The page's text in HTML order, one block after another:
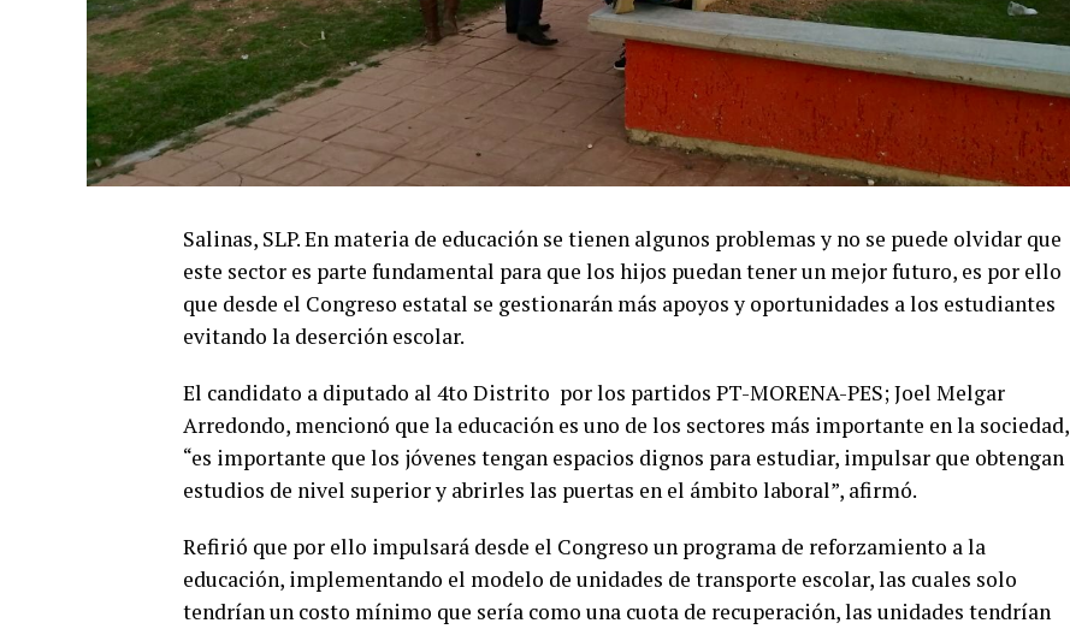
Salinas, SLP. En materia de educación se tienen algunos problemas y no se puede olvidar que
este sector es parte fundamental para que los hijos puedan tener un mejor futuro, es por ello
que desde el Congreso estatal se gestionarán más apoyos y oportunidades a los estudiantes
evitando la deserción escolar.
El candidato a diputado al 4to Distrito por los partidos PT-MORENA-PES; Joel Melgar
Arredondo, mencionó que la educación es uno de los sectores más importante en la sociedad,
“es importante que los jóvenes tengan espacios dignos para estudiar, impulsar que obtengan
estudios de nivel superior y abrirles las puertas en el ámbito laboral”, afirmó.
Refirió que por ello impulsará desde el Congreso un programa de reforzamiento a la
educación, implementando el modelo de unidades de transporte escolar, las cuales solo
tendrían un costo mínimo que sería como una cuota de recuperación, las unidades tendrían